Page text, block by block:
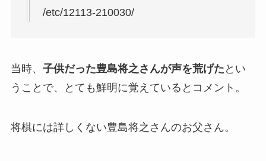
/etc/12113-210030/
当時、 子供だった豊島将之さんが声を荒げた とい
うことで、とても鮮明に覚えているとコメント。
将棋には詳しくない豊島将之さんのお父さん。